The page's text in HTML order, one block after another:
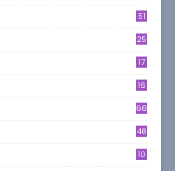
51
25
17
16
66
48
10